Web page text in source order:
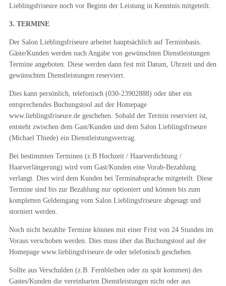
Lieblingsfriseure noch vor Beginn der Leistung in Kenntnis mitgeteilt.
3. TERMINE
Der Salon Lieblingsfriseure arbeitet hauptsächlich auf Terminbasis.
Gäste/Kunden werden nach Angabe von gewünschten Dienstleistungen
Termine angeboten. Diese werden dann fest mit Datum, Uhrzeit und den
gewünschten Dienstleistungen reserviert.
Dies kann persönlich, telefonisch (030-23902888) oder über ein
entsprechendes Buchungstool auf der Homepage
www.lieblingsfriseure.de geschehen. Sobald der Termin reserviert ist,
entsteht zwischen dem Gast/Kunden und dem Salon Lieblingsfriseure
(Michael Thiede) ein Dienstleistungsvertrag.
Bei bestimmten Terminen (z.B Hochzeit / Haarverdichtung /
Haarverlängerung) wird vom Gast/Kunden eine Vorab-Bezahlung
verlangt. Dies wird dem Kunden bei Terminabsprache mitgeteilt. Diese
Termine sind bis zur Bezahlung nur optioniert und können bis zum
kompletten Geldeingang vom Salon Lieblingsfriseure abgesagt und
storniert werden.
Noch nicht bezahlte Termine können mit einer Frist von 24 Stunden im
Voraus verschoben werden. Dies muss über das Buchungstool auf der
Homepage www.lieblingsfriseure.de oder telefonisch geschehen.
Sollte aus Verschulden (z.B. Fernbleiben oder zu spät kommen) des
Gastes/Kunden die vereinbarten Dienstleistungen nicht oder aus